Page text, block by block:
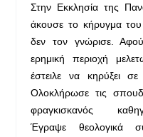
Στην Εκκλησία της
άκουσε το κήρυγμα
δεν τον γνώρισε.
ερημική περιοχή
έστειλε να κηρύξει σε
Ολοκλήρωσε τις
φραγκισκανός
Έγραψε θεολογικά